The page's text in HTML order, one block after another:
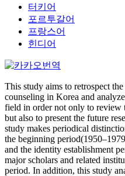
터키어
포르투갈어
프랑스어
힌디어
This study aims to retrospect
counseling in Korea and
field in order not only to review
but also to present the future
study makes periodical
the beginning
and the identity establishment
major scholars and related
period. In addition, this study